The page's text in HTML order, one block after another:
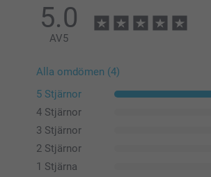
5.0
AV5
Alla omdömen (4)
5 Stjärnor
4 Stjärnor
3 Stjärnor
2 Stjärnor
1 Stjärna